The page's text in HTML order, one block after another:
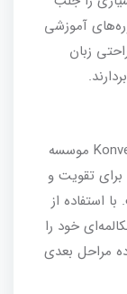
آموزشی
زبان
دوره مکالمه آزاد زبان آلمانی Konversation A2-B1 موسسه
برای تقویت و
استفاده از
خود را
مراحل بعدی